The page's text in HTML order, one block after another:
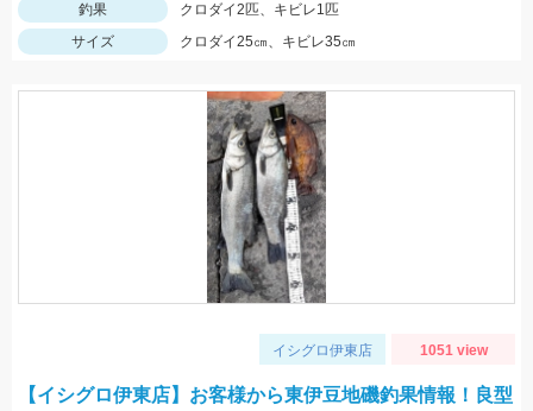
釣果
クロダイ2匹、キビレ1匹
サイズ
クロダイ25㎝、キビレ35㎝
イシグロ伊東店 1051 view
【イシグロ伊東店】お客様から東伊豆地磯釣果情報！良型